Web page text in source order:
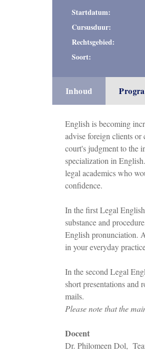
Startdatum:
Cursusduur:
Rechtsgebied:
Soort:
Inhoud
English is becoming
advise foreign clients
court's judgment to the
specialization in
legal academics who
confidence.
In the first Legal
substance and
English pronunciation.
in your everyday
In the second Legal
short presentations and
mails.
Please note that the
Docent
Dr. Philomeen Dol,